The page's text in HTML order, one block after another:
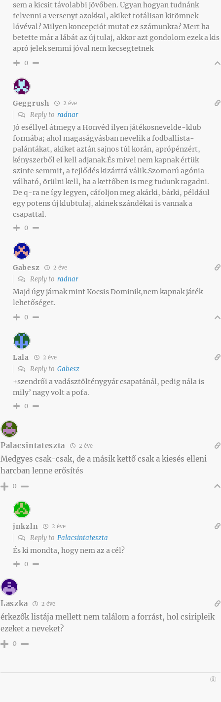
sem a kicsit távolabbi jövőben. Ugyan hogyan tudnánk
felvenni a versenyt azokkal, akiket totálisan kitömnek
lóvéval? Milyen koncepciót mutat ez számunkra? Mert ha
betette már a lábát az új tulaj, akkor azt gondolom ezek a kis
apró jelek semmi jóval nem kecsegtetnek
0
Geggrush 2 éve
Reply to radnar
Jó eséllyel átmegy a Honvéd ilyen játékosnevelde-klub
formába; ahol magaságyásban nevelik a fodballista-
palántákat, akiket aztán sajnos túl korán, aprópénzért,
kényszerből el kell adjanak.És mivel nem kapnak értük
szinte semmit, a fejlődés kizárttá válik.Szomorú agónia
válható, örülni kell, ha a kettőben is meg tudunk ragadni.
De q-ra ne így legyen, cáfoljon meg akárki, bárki, például
egy potens új klubtulaj, akinek szándékai is vannak a
csapattal.
0
Gabesz 2 éve
Reply to radnar
Majd úgy járnak mint Kocsis Dominik,nem kapnak játék
lehetőséget.
0
Lala 2 éve
Reply to Gabesz
+szendrői a vadásztölténygyár csapatánál, pedig nála is
mily’ nagy volt a pofa.
0
Palacsintateszta 2 éve
Medgyes csak-csak, de a másik kettő csak a kiesés elleni
harcban lenne erősítés
0
jnkzln 2 éve
Reply to Palacsintateszta
És ki mondta, hogy nem az a cél?
0
Laszka 2 éve
érkezők listája mellett nem találom a forrást, hol csiripleik
ezeket a neveket?
0